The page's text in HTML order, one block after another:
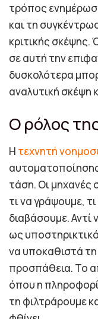
τρόπος
και τη
κριτικής
σε αυτή την
δυσκολότερα
αναλυτική σκέψη
Ο ρόλος
Η τεχνητή
τάση. Οι μηχανές
τι να γράψουμε,
διαβάσουμε. Αντί
ως
να υποκαθιστά τη
προσπάθεια. Το
όπου η
τη φιλτράρουμε